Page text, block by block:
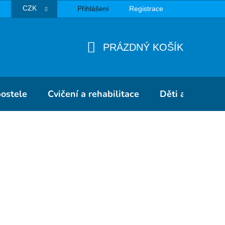
CZK Přihlášení Registrace
PRÁZDNÝ KOŠÍK
Cvičení a rehabilitace Děti a školky